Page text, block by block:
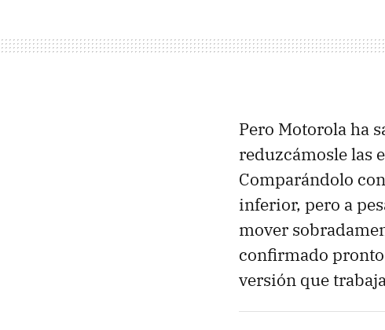
Pero Motorola ha
reduzcámosle las
Comparándolo
inferior, pero a
mover
confirmado
versión que